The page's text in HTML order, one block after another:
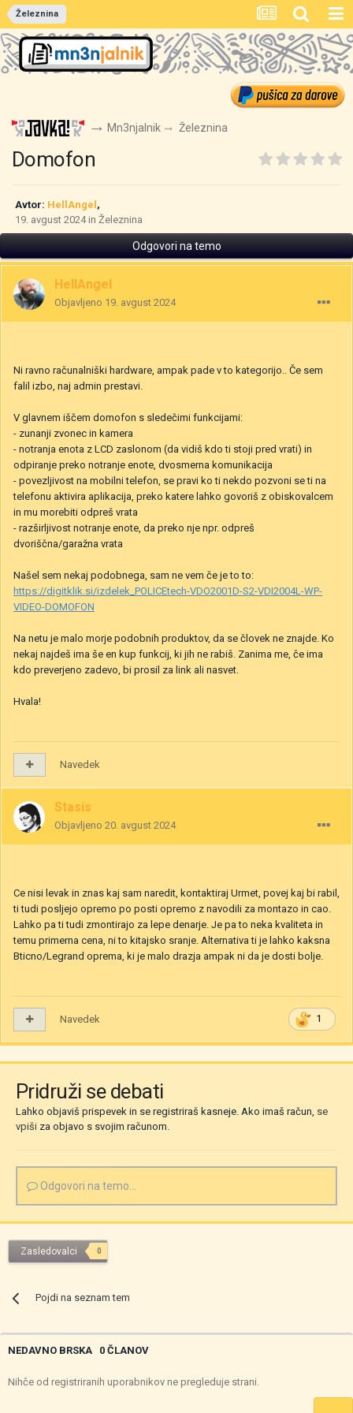
Železnina
Mn3njalnik Železnina
Domofon
Avtor: HellAngel ,
19. avgust 2024in Železnina
Odgovori na temo
HellAngel
Objavljeno 19. avgust 2024
Ni ravno računalniški hardware, ampak pade v to kategorijo.. Če sem
falil izbo, naj admin prestavi.
V glavnem iščem domofon s sledečimi funkcijami:
- zunanji zvonec in kamera
- notranja enota z LCD zaslonom (da vidiš kdo ti stoji pred vrati) in
odpiranje preko notranje enote, dvosmerna komunikacija
- povezljivost na mobilni telefon, se pravi ko ti nekdo pozvoni se ti na
telefonu aktivira aplikacija, preko katere lahko govoriš z obiskovalcem
in mu morebiti odpreš vrata
- razširljivost notranje enote, da preko nje npr. odpreš
dvoriščna/garažna vrata
Našel sem nekaj podobnega, sam ne vem če je to to:
https://digitklik.si/izdelek_POLICEtech-VDO2001D-S2-VDI2004L-WP-
VIDEO-DOMOFON
Na netu je malo morje podobnih produktov, da se človek ne znajde. Ko
nekaj najdeš ima še en kup funkcij, ki jih ne rabiš. Zanima me, če ima
kdo preverjeno zadevo, bi prosil za link ali nasvet.
Hvala!
Navedek
Stasis
Objavljeno 20. avgust 2024
Ce nisi levak in znas kaj sam naredit, kontaktiraj Urmet, povej kaj bi rabil,
ti tudi posljejo opremo po posti opremo z navodili za montazo in cao.
Lahko pa ti tudi zmontirajo za lepe denarje. Je pa to neka kvaliteta in
temu primerna cena, ni to kitajsko sranje. Alternativa ti je lahko kaksna
Bticno/Legrand oprema, ki je malo drazja ampak ni da je dosti bolje.
1
Navedek
Pridruži se debati
Lahko objaviš prispevek in se registriraš kasneje. Ako imaš račun, se
vpiši za objavo s svojim računom.
Odgovori na temo...
Zasledovalci 0
Pojdi na seznam tem
NEDAVNO BRSKA 0 ČLANOV
Nihče od registriranih uporabnikov ne pregleduje strani.